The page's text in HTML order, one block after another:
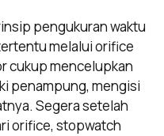
pengukuran waktu
melalui orifice
cukup mencelupkan
penampung, mengisi
Segera setelah
orifice, stopwatch